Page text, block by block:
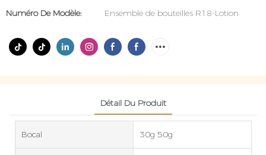
Numéro De Modèle:
Ensemble de bouteilles R18-Lotion
Détail Du Produit
Bocal 30g 50g